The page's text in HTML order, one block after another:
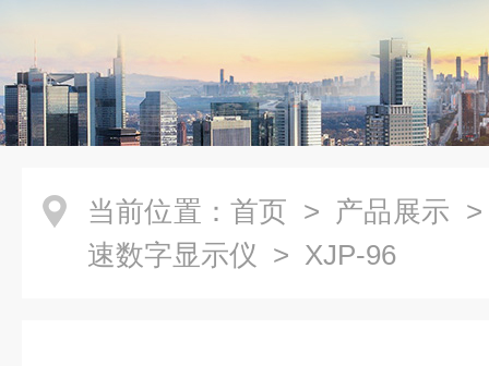
当前位置： 首页 > 产品展示
速数字显示仪 > XJP-96